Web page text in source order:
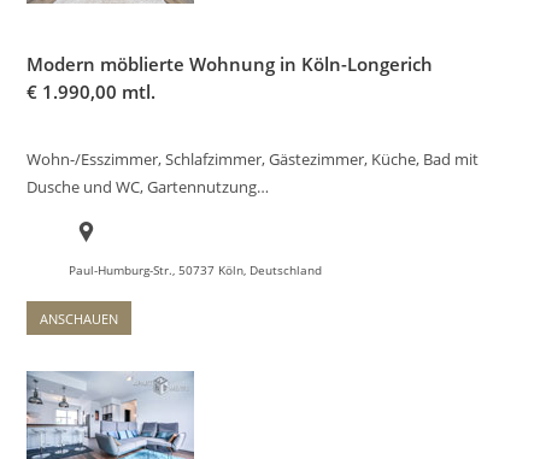
Modern möblierte Wohnung in Köln-Longerich
€ 1.990,00 mtl.
Wohn-/Esszimmer, Schlafzimmer, Gästezimmer, Küche, Bad mit
Dusche und WC, Gartennutzung…
Paul-Humburg-Str., 50737 Köln, Deutschland
ANSCHAUEN